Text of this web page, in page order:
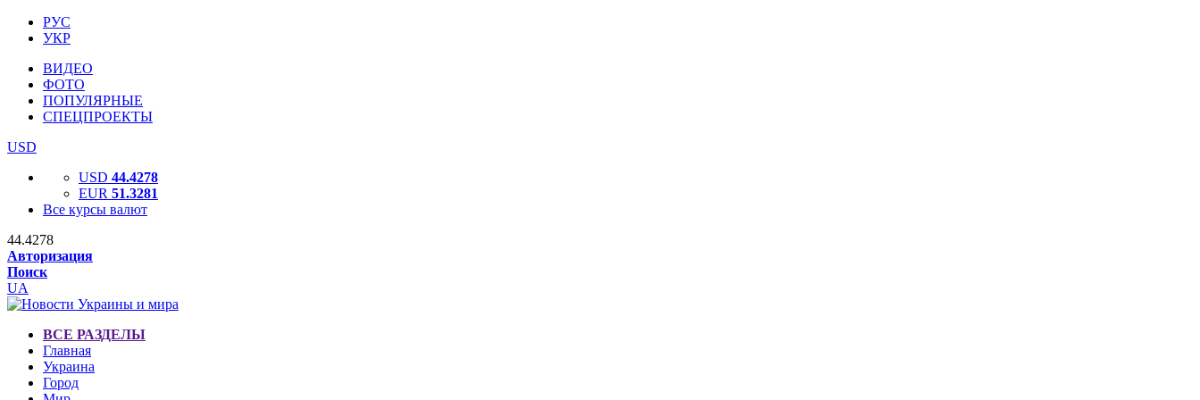
РУС
УКР
ВИДЕО
ФОТО
ПОПУЛЯРНЫЕ
СПЕЦПРОЕКТЫ
USD
USD 44.4278
EUR 51.3281
Все курсы валют
44.4278
Авторизация
Поиск
UA
ВСЕ РАЗДЕЛЫ
Главная
Украина
Город